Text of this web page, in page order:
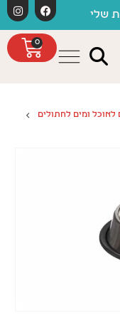
שלי
0
לאוכל ומים לחתולים